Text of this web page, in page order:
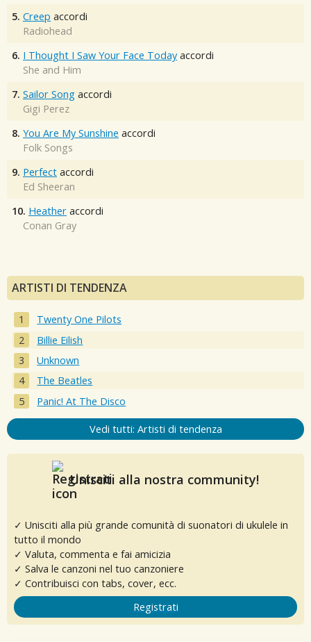
5. Creep accordi
Radiohead
6. I Thought I Saw Your Face Today accordi
She and Him
7. Sailor Song accordi
Gigi Perez
8. You Are My Sunshine accordi
Folk Songs
9. Perfect accordi
Ed Sheeran
10. Heather accordi
Conan Gray
ARTISTI DI TENDENZA
Twenty One Pilots
Billie Eilish
Unknown
The Beatles
Panic! At The Disco
Vedi tutti: Artisti di tendenza
Unisciti alla nostra community!
✓ Unisciti alla più grande comunità di suonatori di ukulele in
tutto il mondo
✓ Valuta, commenta e fai amicizia
✓ Salva le canzoni nel tuo canzoniere
✓ Contribuisci con tabs, cover, ecc.
Registrati